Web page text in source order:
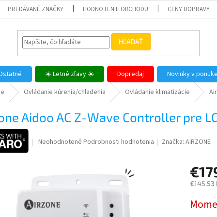
PREDÁVANÉ ZNAČKY HODNOTENIE OBCHODU CENY DOPRAVY
HĽADAŤ
☀️ Letné zľavy ☀️ Dopredaj
Novinky v
Ovládanie kúrenia/chladenia Ovládanie klimatizácie
Aidoo AC Z-Wave Controller pre
Priemerné
z
hviezdičiek.
Neohodnotené Podrobnosti hodnotenia Značka:AIRZONE
€145,53
cena: